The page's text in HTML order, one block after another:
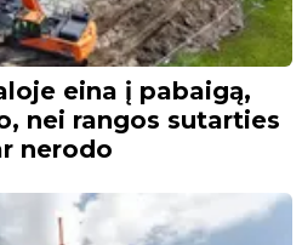
eina į pabaigą,
nei rangos sutarties
nerodo